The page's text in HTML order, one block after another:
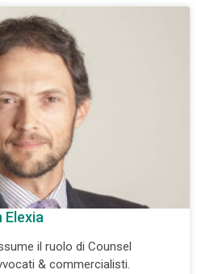
Elexia
il ruolo di Counsel
& commercialisti.